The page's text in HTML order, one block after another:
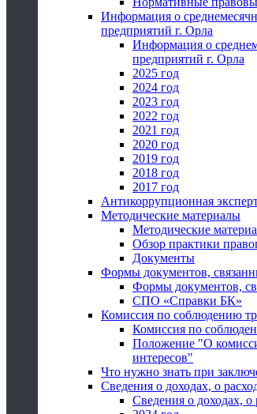
Информация о
предприятий г. Орла
Информация о
предприятий г. Орла
2025 год
2024 год
2023 год
2022 год
2021 год
2020 год
2019 год
2018 год
2017 год
Антикоррупционная
Методические материалы
Методические
Обзор практики
Документы
Формы документов,
Формы документов,
СПО «Справки БК»
Комиссия по соблюдению
Комиссия по
Положение "О
интересов"
Что нужно знать при
Сведения о доходах, о
Сведения о доходах, о